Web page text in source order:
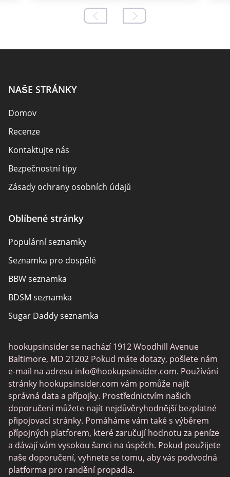
NAŠE STRÁNKY
Domov
Recenze
Kontaktujte nás
Bezpečnostní tipy
Zásady ochrany osobních údajů
Zveřejnění affiliate partnerů
Mapa stránek
O nás
Oblíbené stránky
Populární seznamky
Seznamka pro dospělé
BBW seznamka
BDSM seznamka
Sugar Daddy seznamka
Senior seznamka
Gay seznamka
Lesbické randění
Černé seznamky
Fruzo
KinkyAds
Chatiw
hookupsinsider se nachází 1912 Woodhill Avenue
Baltimore, MD 21202 Pokud máte dotazy, pošlete nám
e-mail na adresu info@hookupsinsider.com. Používání
stránky hookupsinsider.com vám pomůže najít
správná data a přípojky. Prostřednictvím našich
doporučení můžete najít nejdůvěryhodnější bezplatné
připojovací stránky. Pomáháme vám také s výběrem
přípojných platforem, které zaručují hodnotu za peníze
a dávají vám vysokou šanci na úspěch. Pokud použijete
naše doporučení, vyhnete se tomu, aby vás podvodná
platforma pro randění propadla.